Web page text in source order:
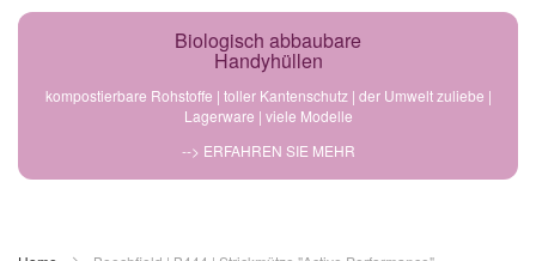
Direkt
Biologisch abbaubare
Handyhüllen
kompostierbare Rohstoffe | toller Kantenschutz | der Umwelt zuliebe |
Lagerware | viele Modelle
--> ERFAHREN SIE MEHR